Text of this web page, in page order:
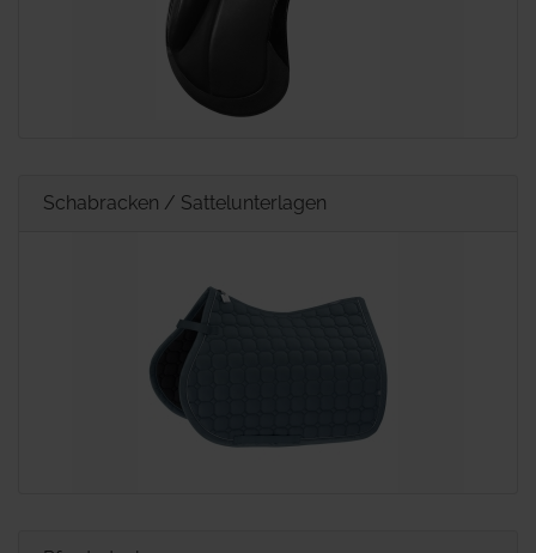
Schabracken / Sattelunterlagen